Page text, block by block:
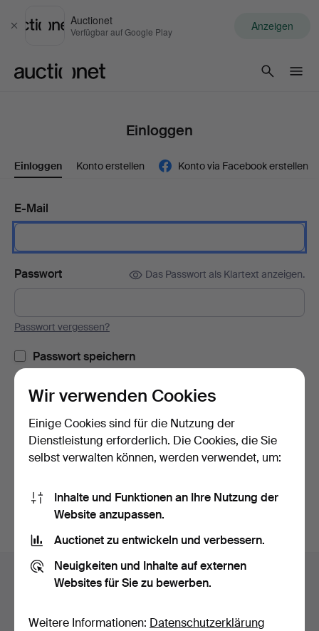
Schließen
Auctionet
Verfügbar auf Google Play Anzeigen
Einloggen
Einloggen Konto erstellen Konto via Facebook erstellen
E-Mail
Passwort Das Passwort als Klartext anzeigen.
Passwort vergessen?
Passwort speichern
Einloggen
oder hier via Facebook einloggen
Fußzeilen-
Navigation
Hilfe und Kontakt
Alle Auktionshäuser
Wir verwenden Cookies
Einige Cookies sind für die Nutzung der
Dienstleistung erforderlich. Die Cookies, die Sie
selbst verwalten können, werden verwendet, um:
Inhalte und Funktionen an Ihre Nutzung der
Website anzupassen.
Auctionet zu entwickeln und verbessern.
Neuigkeiten und Inhalte auf externen
Websites für Sie zu bewerben.
Weitere Informationen: Datenschutzerklärung